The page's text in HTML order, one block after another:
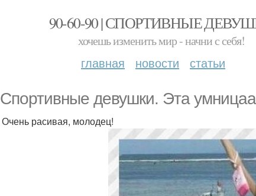
90-60-90 | СПОРТИВНЫЕ
хочешь изменить мир - начни с себя!
главная новости статьи
Спортивные девушки. Эта
Очень расивая, молодец!